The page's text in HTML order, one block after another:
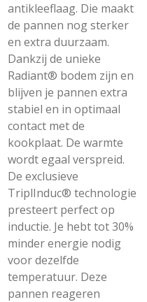
antikleeflaag. Die maakt
de pannen nog sterker
en extra duurzaam.
Dankzij de unieke
Radiant® bodem zijn en
blijven je pannen extra
stabiel en in optimaal
contact met de
kookplaat. De warmte
wordt egaal verspreid.
De exclusieve
TriplInduc® technologie
presteert perfect op
inductie. Je hebt tot 30%
minder energie nodig
voor dezelfde
temperatuur. Deze
pannen reageren